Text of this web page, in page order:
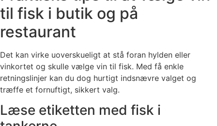
til fisk i butik og på
restaurant
Det kan virke uoverskueligt at stå foran hylden eller
vinkortet og skulle vælge vin til fisk. Med få enkle
retningslinjer kan du dog hurtigt indsnævre valget og
træffe et fornuftigt, sikkert valg.
Læse etiketten med fisk i